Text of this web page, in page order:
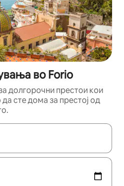
во Forio
долгорочни престои кои
да сте дома за престој од
движете се со копчињата